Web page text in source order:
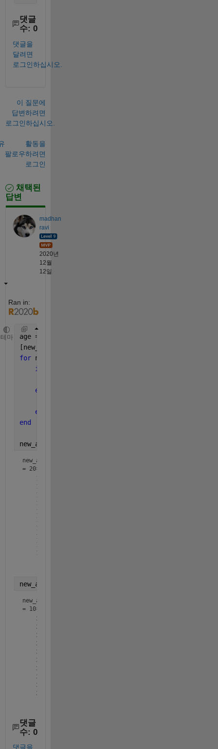
댓글
수: 0
댓글을
달려면
로그인하십시오.
이 질문에
답변하려면
로그인하십시오.
활동을
팔로우하려면
로그인
채택된
답변
madhan
ravi
2020년
12월
12일
Ran in:
테마 age = 1 : 40;
[new_age_group1, new_age_group2] = deal(cell(40,
for n = 1 : numel(age)
if
elseif
end
end
new_age_group1 = cat(1, new_age_group1{:})
new_age_group1
= 20×1
    10
    11
    12
    13
    14
    15
    16
    17
    18
new_age_group2 = cat(1, new_age_group2{:})
new_age_group2
= 10×1
    30
    31
    32
    33
    34
    35
    36
    37
    38
댓글
수: 0
댓글을